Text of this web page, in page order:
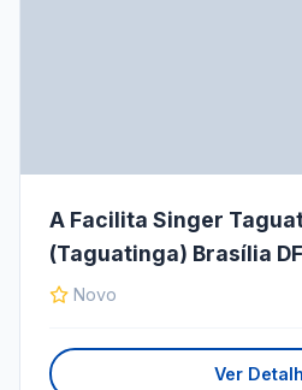
A Facilita Singer
(Taguatinga) Brasília DF
Novo
Ver